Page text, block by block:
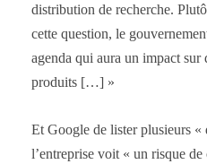
distribution de recherche.
cette question, le
agenda qui aura un impact sur
produits […] »
Et Google de lister plusieurs «
l’entreprise voit « un risque